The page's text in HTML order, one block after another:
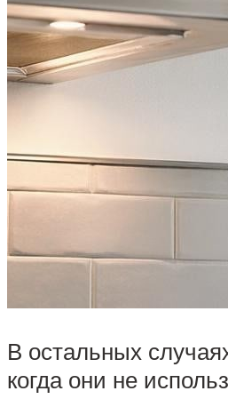
В остальных
когда они не